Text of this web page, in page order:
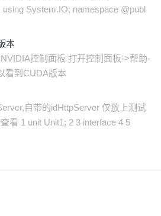
System.IO; namespace @publ
本
控制面板 打开控制面板->帮助-
看到CUDA版本
自带的idHttpServer 仅放上测试
看 1 unit Unit1; 2 3 interface 4 5